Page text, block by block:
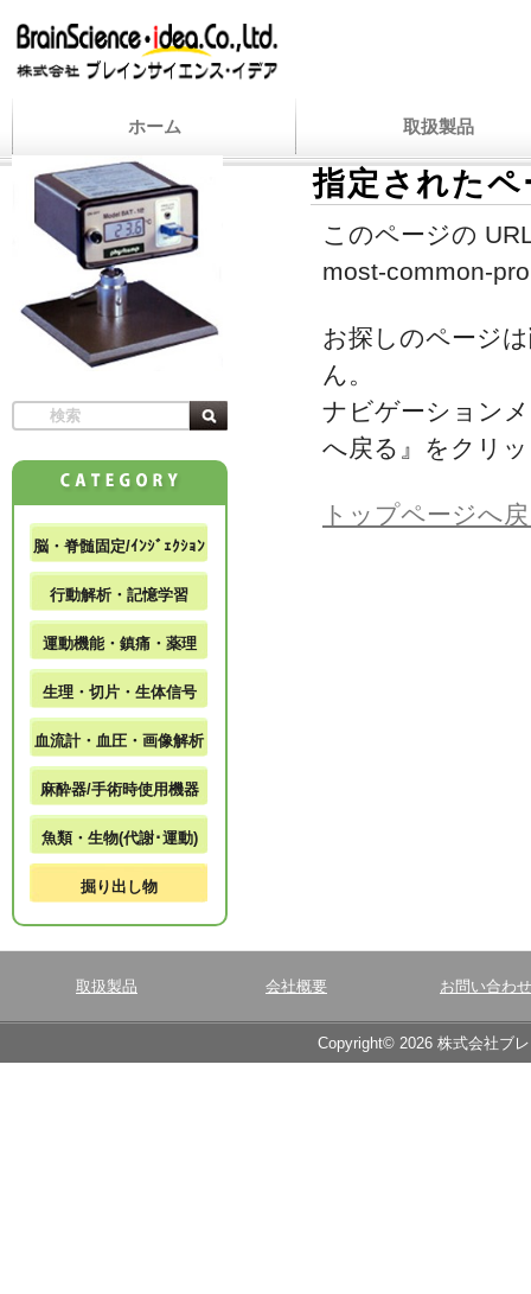
ホーム 取扱製品
指定された
このページの
most-common-
お探しのページ
ん。
ナビゲーション
へ戻る』をクリ
トップページへ
脳・脊髄固定/ｲﾝｼﾞｪｸｼｮﾝ
行動解析・記憶学習
運動機能・鎮痛・薬理
生理・切片・生体信号
血流計・血圧・画像解析
麻酔器/手術時使用機器
魚類・生物(代謝･運動)
掘り出し物
取扱製品 会社概要 お問い合わせ
Copyright© 2026 株式会社ブ